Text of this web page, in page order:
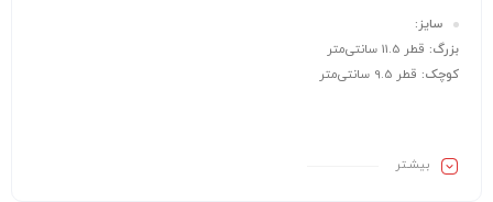
سایز:
بزرگ: قطر 11.5 سانتی‌متر
کوچک: قطر 9.5 سانتی‌متر
بیشـتر